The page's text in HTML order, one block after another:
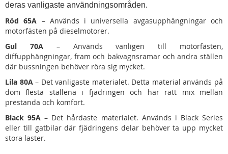
deras vanligaste användningsområden.
Röd 65A – Används i universella avgasupphängningar och
motorfästen på dieselmotorer.
Gul 70A– Används vanligen till motorfästen,
diffupphängningar, fram och bakvagnsramar och andra ställen
där bussningen behöver röra sig mycket.
Lila 80A– Det vanligaste materialet. Detta material används på
dom flesta ställena i fjädringen och har rätt mix mellan
prestanda och komfort.
Black 95A – Det hårdaste materialet. Används i Black Series
eller till gatbilar där fjädringens delar behöver ta upp mycket
stora laster.